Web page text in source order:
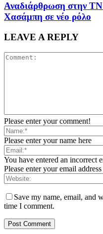
Αναδιάρθρωση στην ΤΝ
Χασάμπη σε νέο ρόλο
LEAVE A REPLY
Please enter your comment!
Please enter your name here
You have entered an incorrect
Please enter your email address
Save my name, email, and
time I comment.